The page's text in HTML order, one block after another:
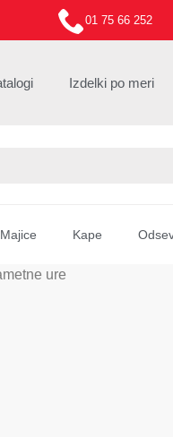
01 75 66 252
Izdelki po meri
Majice Kape
ure